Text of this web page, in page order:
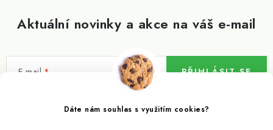
Dáte nám souhlas s využitím cookies?
Aktuální novinky a akce na váš e-mail
E-mail
Vložením e-mailu souhlasíte spodmínkami ochrany osobních údajů
PŘIHLÁSIT SE